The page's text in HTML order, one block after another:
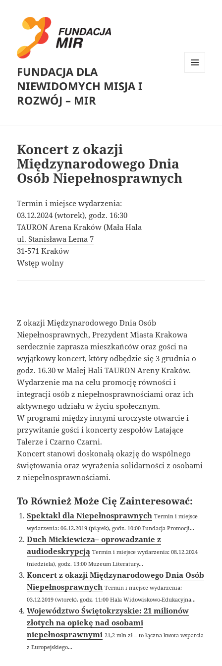
FUNDACJA DLA
NIEWIDOMYCH MISJA I
ROZWÓJ – MIR
Koncert z okazji
Międzynarodowego Dnia
Osób Niepełnosprawnych
Termin i miejsce wydarzenia:
03.12.2024 (wtorek), godz. 16:30
TAURON Arena Kraków (Mała Hala
ul. Stanisława Lema 7
31-571 Kraków
Wstęp wolny
Z okazji Międzynarodowego Dnia Osób
Niepełnosprawnych, Prezydent Miasta Krakowa
serdecznie zaprasza mieszkańców oraz gości na
wyjątkowy koncert, który odbędzie się 3 grudnia o
godz. 16.30 w Małej Hali TAURON Areny Kraków.
Wydarzenie ma na celu promocję równości i
integracji osób z niepełnosprawnościami oraz ich
aktywnego udziału w życiu społecznym.
W programi między innymi uroczyste otwarcie i
przywitanie gości i koncerty zespołów Latające
Talerze i Czarno Czarni.
Koncert stanowi doskonałą okazję do wspólnego
świętowania oraz wyrażenia solidarności z osobami
z niepełnosprawnościami.
To Również Może Cię Zainteresować:
Spektakl dla Niepełnosprawnych Termin i miejsce
wydarzenia: 06.12.2019 (piątek), godz. 10:00 Fundacja Promocji...
Duch Mickiewicza– oprowadzanie z
audiodeskrypcją Termin i miejsce wydarzenia: 08.12.2024
(niedziela), godz. 13:00 Muzeum Literatury...
Koncert z okazji Międzynarodowego Dnia Osób
Niepełnosprawnych Termin i miejsce wydarzenia:
03.12.2019 (wtorek), godz. 11:00 Hala Widowiskowo-Edukacyjna...
Województwo Świętokrzyskie: 21 milionów
złotych na opiekę nad osobami
niepełnosprawnymi 21,2 mln zł – to łączna kwota wsparcia
z Europejskiego...